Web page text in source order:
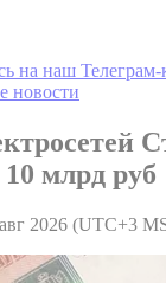
на наш Телеграм-
новости
млрд руб
2026 (UTC+3